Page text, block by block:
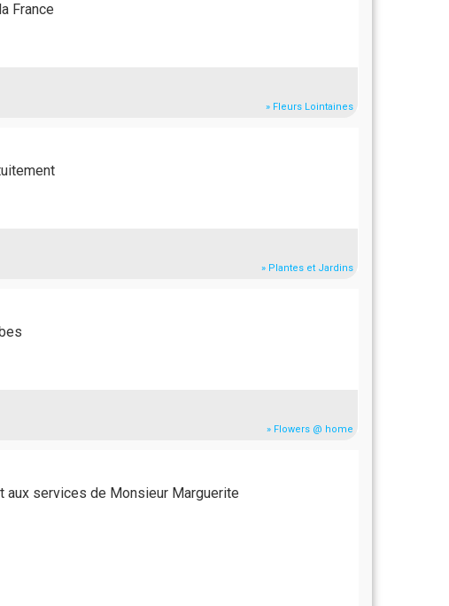
France
» Fleurs Lointaines
» Plantes et Jardins
» Flowers @ home
aux services de Monsieur Marguerite